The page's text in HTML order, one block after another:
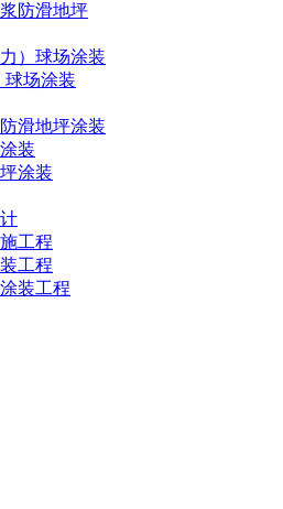
防滑地坪
）球场涂装
球场涂装
滑地坪涂装
装
涂装
工程
工程
装工程